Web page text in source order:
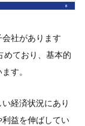
社があります
めており、基本的
す。
経済状況にあり
益を伸ばしてい